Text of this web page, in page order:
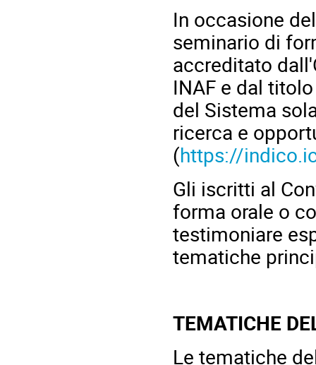
In occasione
seminario di
accreditato
INAF e dal
del Sistema
ricerca e
(https://
Gli iscritti al
forma orale o
testimoniare
tematiche
TEMATICHE
Le tematiche